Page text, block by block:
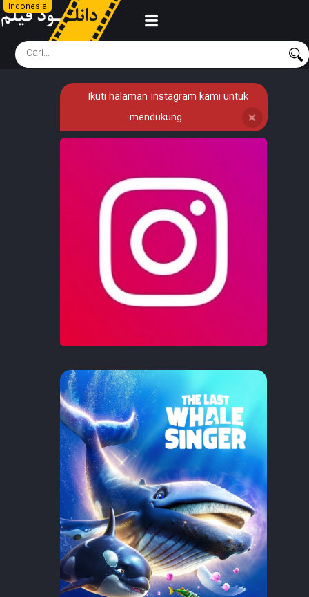
Indonesia
Ikuti halaman Instagram kami untuk
mendukung
❌